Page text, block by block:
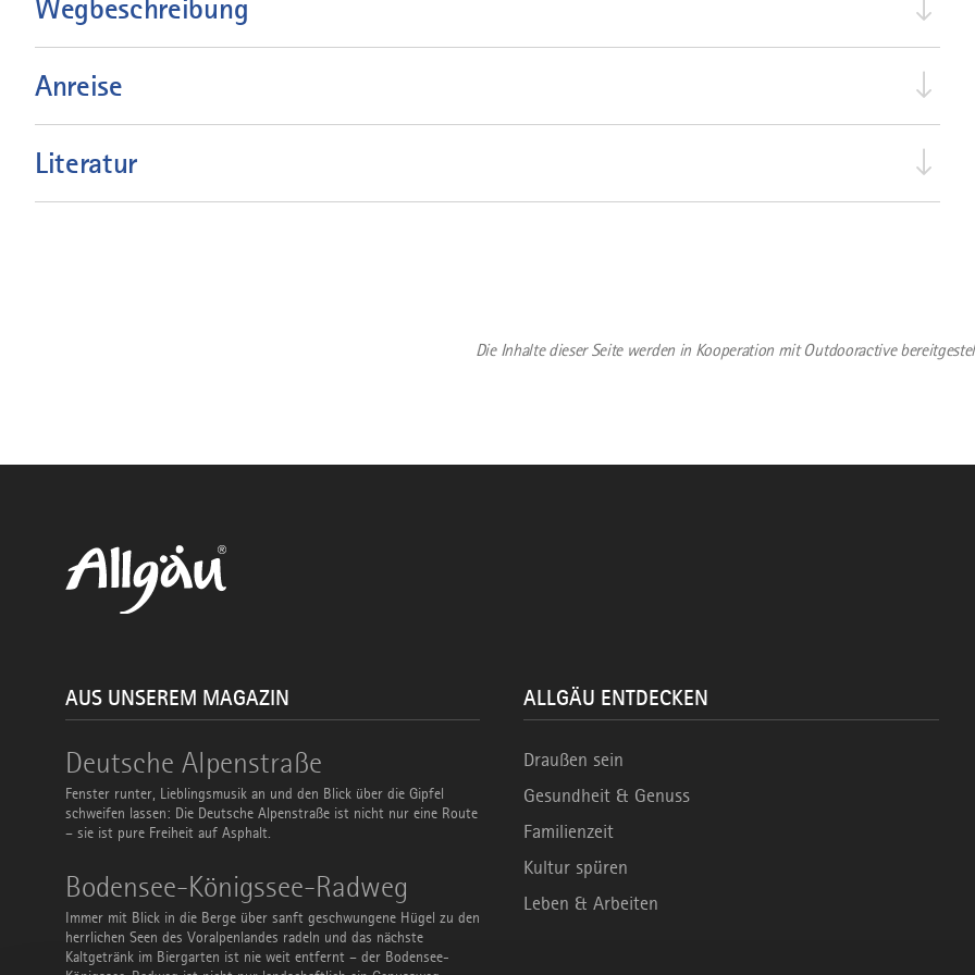
Wegbeschreibung
Anreise
Literatur
Die Inhalte dieser Seite werden in Kooperation mit Outdooractive
AUS UNSEREM MAGAZIN
Deutsche Alpenstraße
Fenster runter, Lieblingsmusik an und den Blick über die Gipfel
schweifen lassen: Die Deutsche Alpenstraße ist nicht nur eine Route
– sie ist pure Freiheit auf Asphalt.
Deutsche
Alpenstraße
Bodensee-Königssee-Radweg
Immer mit Blick in die Berge über sanft geschwungene Hügel zu den
herrlichen Seen des Voralpenlandes radeln und das nächste
Kaltgetränk im Biergarten ist nie weit entfernt – der Bodensee-
Bodensee-
Königssee-
Radweg
ALLGÄU ENTDECKEN
Draußen sein
Gesundheit & Genuss
Familienzeit
Kultur spüren
Leben & Arbeiten